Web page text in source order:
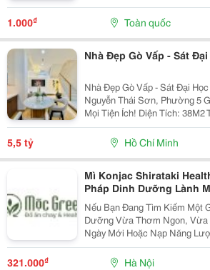
Trường Châu Á. Theo Thông
Động Theo Các Tiêu Chuẩn
1.000₫ Toàn quốc
Nhà Đẹp Gò Vấp - Sát
Nhà Đẹp Gò Vấp - Sát Đại
Nguyễn Thái Sơn, Phường 5
Mọi Tiện Ích! Diện Tích: 38M2
Cấu: Nhà 1 Trệt 2 Lầu Kiên
Sân Thượng Thoáng Mát,
5,5 tỷ Hồ Chí Minh
Mì Konjac Shirataki
Pháp Dinh Dưỡng Lành
Hiện Đại
Nếu Bạn Đang Tìm Kiếm Một
Dưỡng Vừa Thơm Ngon,
Ngày Mới Hoặc Nạp Năng
Thì Mì Konjac Shirataki
Lựa Chọn
321.000₫ Hà Nội